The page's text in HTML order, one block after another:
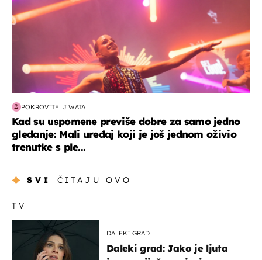
POKROVITELJ WATA
Kad su uspomene previše dobre za samo jedno
gledanje: Mali uređaj koji je još jednom oživio
trenutke s ple...
SVI ČITAJU OVO
TV
DALEKI GRAD
Daleki grad: Jako je ljuta